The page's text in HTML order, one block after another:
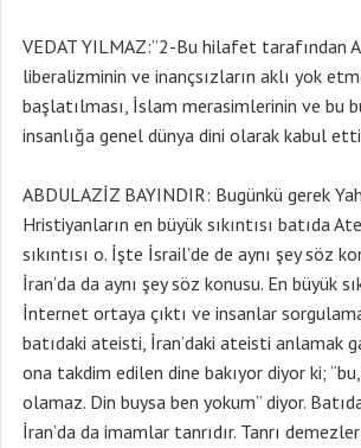
VEDAT YILMAZ:”2-Bu hilafet tarafından
liberalizminin ve inançsızların aklı yok
başlatılması, İslam merasimlerinin ve bu
insanlığa genel dünya dini olarak kabul
ABDULAZİZ BAYINDIR: Bugünkü gerek
Hristiyanların en büyük sıkıntısı batıda
sıkıntısı o. İşte İsrail’de de aynı şey söz
İran’da da aynı şey söz konusu. En büyük
İnternet ortaya çıktı ve insanlar
batıdaki ateisti, İran’daki ateisti anlamak
ona takdim edilen dine bakıyor diyor ki; “bu,
olamaz. Din buysa ben yokum” diyor.
İran’da da imamlar tanrıdır. Tanrı